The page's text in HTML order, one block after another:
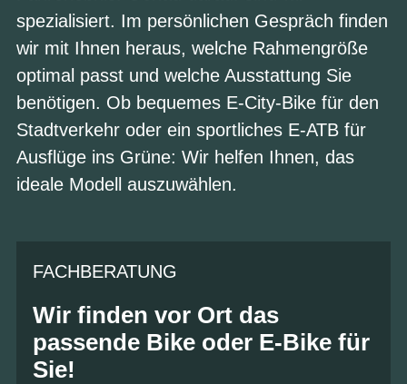
spezialisiert. Im persönlichen Gespräch finden
wir mit Ihnen heraus, welche Rahmengröße
optimal passt und welche Ausstattung Sie
benötigen. Ob bequemes E-City-Bike für den
Stadtverkehr oder ein sportliches E-ATB für
Ausflüge ins Grüne: Wir helfen Ihnen, das
ideale Modell auszuwählen.
FACHBERATUNG
Wir finden vor Ort das
passende Bike oder E-Bike für
Sie!